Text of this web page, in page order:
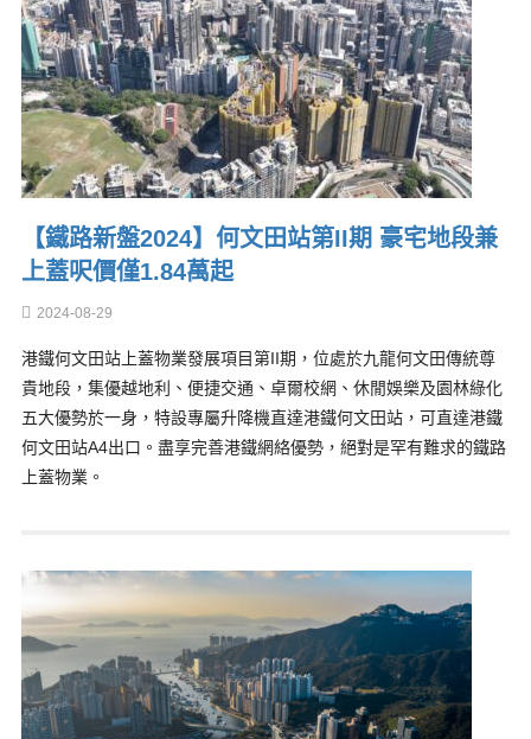
【鐵路新盤2024】何文田站第II期 豪宅地段兼
上蓋呎價僅1.84萬起
2024-08-29
港鐵何文田站上蓋物業發展項目第II期，位處於九龍何文田傳統尊
貴地段，集優越地利、便捷交通、卓爾校網、休閒娛樂及園林綠化
五大優勢於一身，特設專屬升降機直達港鐵何文田站，可直達港鐵
何文田站A4出口。盡享完善港鐵網絡優勢，絕對是罕有難求的鐵路
上蓋物業。